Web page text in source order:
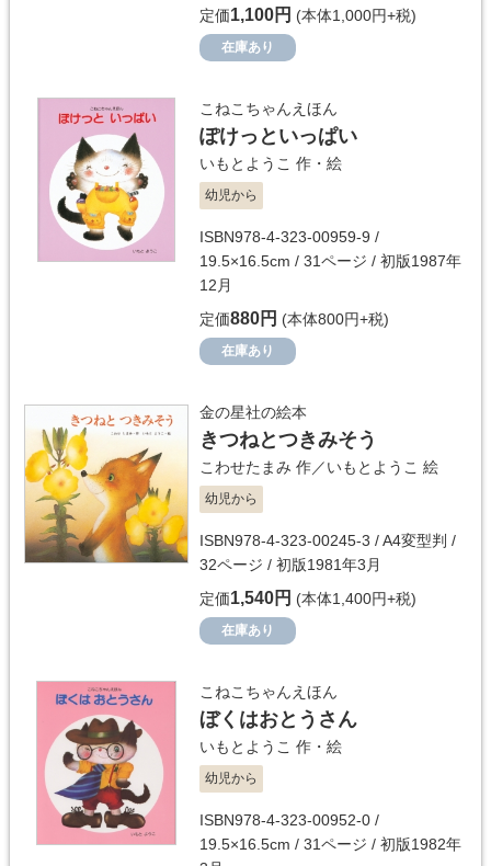
定価1,100円 (本体1,000円+税)
在庫あり
こねこちゃんえほん
ぽけっといっぱい
いもとようこ 作・絵
幼児から
ISBN978-4-323-00959-9 /
19.5×16.5cm / 31ページ / 初版1987年
12月
定価880円 (本体800円+税)
在庫あり
金の星社の絵本
きつねとつきみそう
こわせたまみ 作／いもとようこ 絵
幼児から
ISBN978-4-323-00245-3 / A4変型判 /
32ページ / 初版1981年3月
定価1,540円 (本体1,400円+税)
在庫あり
こねこちゃんえほん
ぼくはおとうさん
いもとようこ 作・絵
幼児から
ISBN978-4-323-00952-0 /
19.5×16.5cm / 31ページ / 初版1982年